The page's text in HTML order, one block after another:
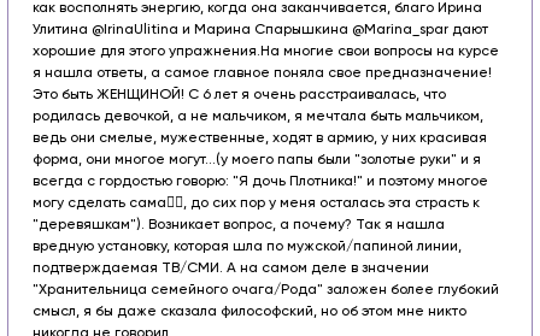
как восполнять энергию, когда она заканчивается, благо Ирина
Улитина @IrinaUlitina и Марина Спарышкина @Marina_spar дают
хорошие для этого упражнения. На многие свои вопросы на курсе
я нашла ответы, а самое главное поняла свое предназначение!
Это быть ЖЕНЩИНОЙ! С 6 лет я очень расстраивалась, что
родилась девочкой, а не мальчиком, я мечтала быть мальчиком,
ведь они смелые, мужественные, ходят в армию, у них красивая
форма, они многое могут...(у моего папы были "золотые руки" и я
всегда с гордостью говорю: "Я дочь Плотника!" и поэтому многое
могу сделать сама🤦‍♀️, до сих пор у меня осталась эта страсть к
"деревяшкам"). Возникает вопрос, а почему? Так я нашла
вредную установку, которая шла по мужской/папиной линии,
подтверждаемая ТВ/СМИ. А на самом деле в значении
"Хранительница семейного очага/Рода" заложен более глубокий
смысл, я бы даже сказала философский, но об этом мне никто